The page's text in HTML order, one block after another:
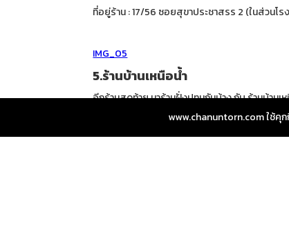
ที่อยู่ร้าน : 17/56 ซอยสุขาประชาสรร 2 (ในส่วนโ
IMG_05
5.ร้านบ้านเหนือน้ำ
อีกร้านสุดท้าย มาร้านฝั่งปทุมกันบ้าง กับ ร้านบ้านเ
ฝั่งตรงข้าม ถ้ามาตอนเย็นทันดูพระทิตย์ตก ส่วน
www.chanuntorn.com ใช้คุก